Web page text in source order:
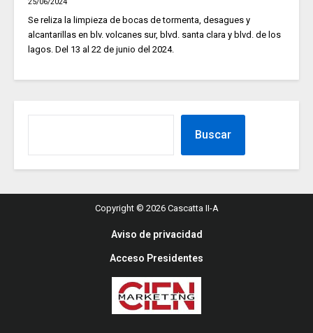
Se reliza la limpieza de bocas de tormenta, desagues y
alcantarillas en blv. volcanes sur, blvd. santa clara y blvd. de los
lagos. Del 13 al 22 de junio del 2024.
Buscar
Copyright © 2026 Cascatta II-A
Aviso de privacidad
Acceso Presidentes